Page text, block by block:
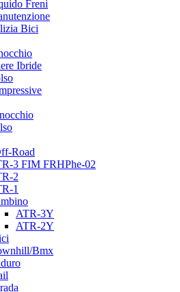
Freni
Bici
Ibride
Road
3 FIM FRHPhe-02
2
1
ATR-3Y
ATR-2Y
Bmx